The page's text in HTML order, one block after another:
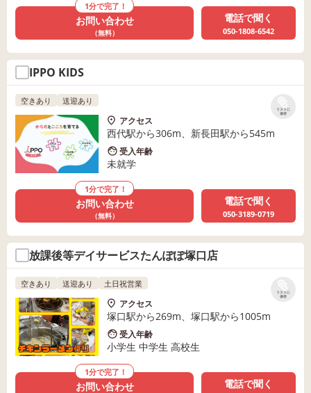
1分で完了！
お問い合わせ
（無料）
電話で聞く
050-1808-6542
IPPO KIDS
リストに
保存
空きあり 送迎あり
アクセス
西代駅から306m、新長田駅から545m
受入年齢
未就学
1分で完了！
お問い合わせ
（無料）
電話で聞く
050-3189-0719
放課後等デイサービスたんぽぽ塚口店
リストに
保存
空きあり 送迎あり 土日祝営業
アクセス
塚口駅から269m、塚口駅から1005m
受入年齢
小学生 中学生 高校生
1分で完了！
お問い合わせ 電話で聞く